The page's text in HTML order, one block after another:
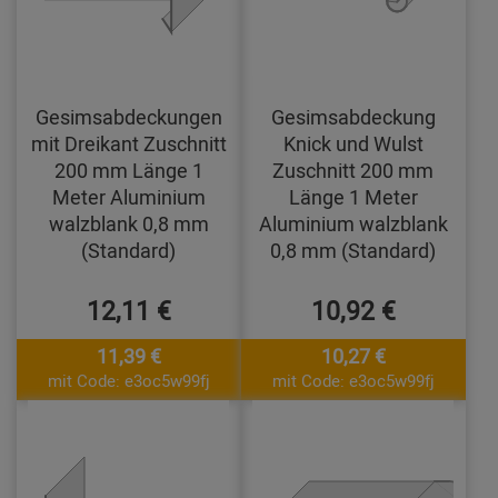
Gesimsabdeckungen
mit Dreikant Zuschnitt
200 mm Länge 1
Meter Aluminium
walzblank 0,8 mm
(Standard)
12,11 €
11,39 €
mit Code: e3oc5w99fj
Gesimsabdeckung
Knick und Wulst
Zuschnitt 200 mm
Länge 1 Meter
Aluminium walzblank
0,8 mm (Standard)
10,92 €
10,27 €
mit Code: e3oc5w99fj